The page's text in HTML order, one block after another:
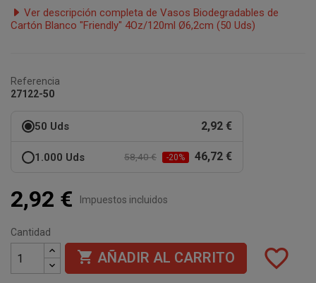
Ver descripción completa de Vasos Biodegradables de
Cartón Blanco "Friendly" 4Oz/120ml Ø6,2cm (50 Uds)
Referencia
27122-50
50 Uds 2,92 €
1.000 Uds 58,40 € -20% 46,72 €
2,92 € Impuestos incluidos
Cantidad
 AÑADIR AL CARRITO favorite_border